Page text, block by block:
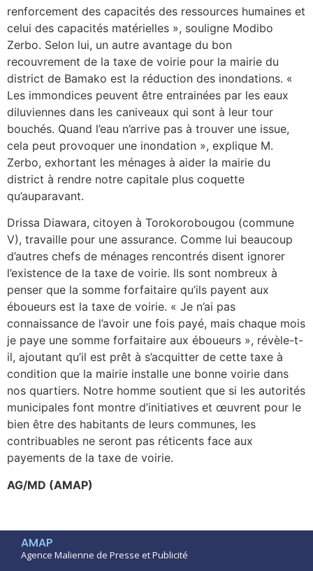
renforcement des capacités des ressources humaines et
celui des capacités matérielles », souligne Modibo
Zerbo. Selon lui, un autre avantage du bon
recouvrement de la taxe de voirie pour la mairie du
district de Bamako est la réduction des inondations. «
Les immondices peuvent être entrainées par les eaux
diluviennes dans les caniveaux qui sont à leur tour
bouchés. Quand l’eau n’arrive pas à trouver une issue,
cela peut provoquer une inondation », explique M.
Zerbo, exhortant les ménages à aider la mairie du
district à rendre notre capitale plus coquette
qu’auparavant.
Drissa Diawara, citoyen à Torokorobougou (commune
V), travaille pour une assurance. Comme lui beaucoup
d’autres chefs de ménages rencontrés disent ignorer
l’existence de la taxe de voirie. Ils sont nombreux à
penser que la somme forfaitaire qu’ils payent aux
éboueurs est la taxe de voirie. « Je n’ai pas
connaissance de l’avoir une fois payé, mais chaque mois
je paye une somme forfaitaire aux éboueurs », révèle-t-
il, ajoutant qu’il est prêt à s’acquitter de cette taxe à
condition que la mairie installe une bonne voirie dans
nos quartiers. Notre homme soutient que si les autorités
municipales font montre d’initiatives et œuvrent pour le
bien être des habitants de leurs communes, les
contribuables ne seront pas réticents face aux
payements de la taxe de voirie.
AG/MD (AMAP)
AMAP
Agence Malienne de Presse et Publicité